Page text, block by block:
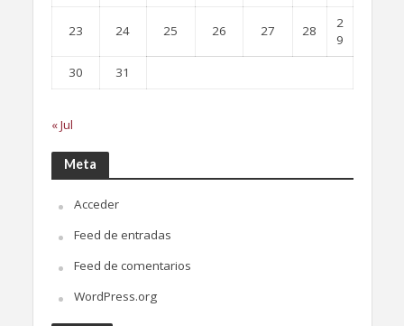
23 24 25 26 27 28
2
9
30
31
« Jul
Meta
Acceder
Feed de entradas
Feed de comentarios
WordPress.org